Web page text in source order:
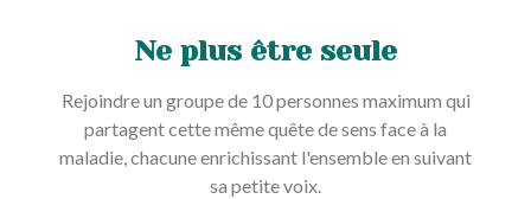
Ne plus être seule
Rejoindre un groupe de 10 personnes maximum qui
partagent cette même quête de sens face à la
maladie, chacune enrichissant l'ensemble en suivant
sa petite voix.